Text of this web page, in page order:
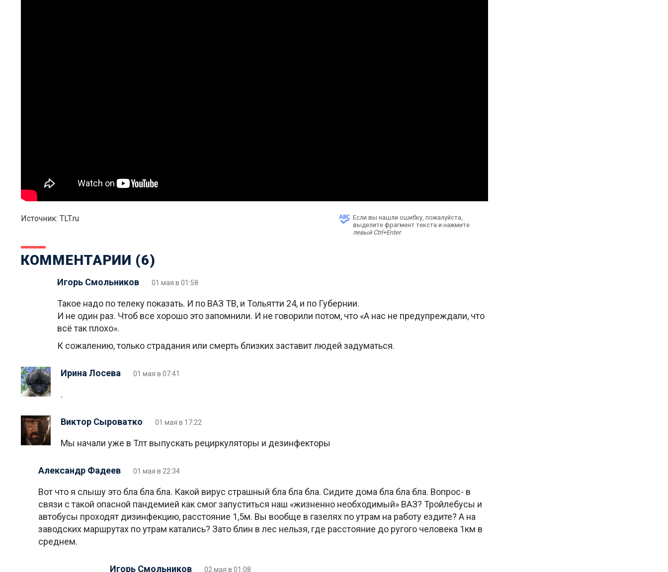
Источник: TLT.ru
Если вы нашли ошибку, пожалуйста,
выделите фрагмент текста и нажмите
левый Ctrl+Enter.
КОММЕНТАРИИ (6)
Игорь Смольников 01 мая в 01:58
Такое надо по телеку показать. И по ВАЗ ТВ, и Тольятти 24, и по Губернии.
И не один раз. Чтоб все хорошо это запомнили. И не говорили потом, что «А нас не предупреждали, что
всё так плохо».
К сожалению, только страдания или смерть близких заставит людей задуматься.
Ирина Лосева 01 мая в 07:41
.
Виктор Сыроватко 01 мая в 17:22
Мы начали уже в Тлт выпускать рециркуляторы и дезинфекторы
Александр Фадеев 01 мая в 22:34
Вот что я слышу это бла бла бла. Какой вирус страшный бла бла бла. Сидите дома бла бла бла. Вопрос- в
связи с такой опасной пандемией как смог запуститься наш «жизненно необходимый» ВАЗ? Тройлебусы и
автобусы проходят дизинфекцию, расстояние 1,5м. Вы вообще в газелях по утрам на работу ездите? А на
заводских маршрутах по утрам катались? Зато блин в лес нельзя, где расстояние до ругого человека 1км в
среднем.
Игорь Смольников 02 мая в 01:08